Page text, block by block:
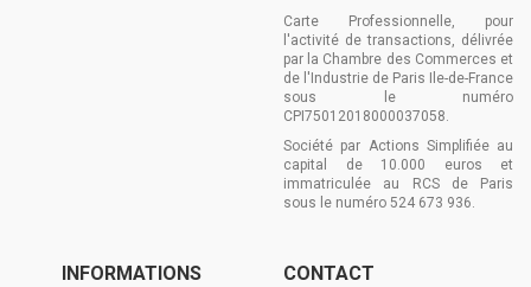
Carte Professionnelle, pour
l'activité de transactions, délivrée
par la Chambre des Commerces et
de l'Industrie de Paris Ile-de-France
sous le numéro
CPI75012018000037058.
Société par Actions Simplifiée au
capital de 10.000 euros et
immatriculée au RCS de Paris
sous le numéro 524 673 936.
INFORMATIONS CONTACT